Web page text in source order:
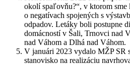
okolí spaľovňu?“, v ktorom
o negatívach spojených s
odpadov. Letáky boli postupne
domácností v Šali, Trnovci nad
nad Váhom a Dlhá nad Váhom.
V januári 2023 vydalo MŽP SR
stanovisko na realizáciu